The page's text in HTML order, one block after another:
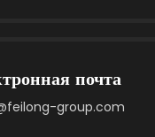
почта
group.com